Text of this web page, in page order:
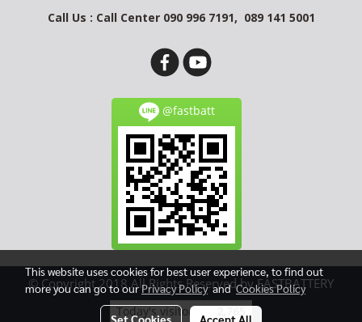
Call Us : Call Center 090 996 7191, 089 141 5001
@fastbatt
© Copyright 2018 All Rights Reserved by FASTBATTERY
Today's visitor 2,765
This website uses cookies for best user experience, to find out
more you can go to ourPrivacy PolicyandCookies Policy
Set Cookies Accept All